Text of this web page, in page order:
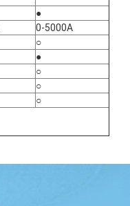
●
0-5000A
○
●
○
○
○